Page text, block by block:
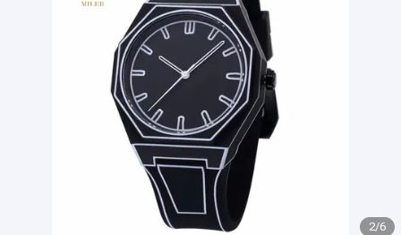
2/6